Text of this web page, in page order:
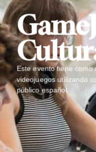
Este evento tiene como
videojuegos utilizando
público español